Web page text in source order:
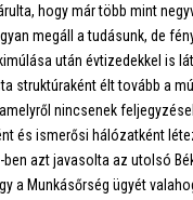
hogy már több mint
megáll a tudásunk, de
után évtizedekkel is
struktúraként élt tovább a
nincsenek
és ismerősi hálózatként
ben azt javasolta az utolsó
a Munkásőrség ügyét